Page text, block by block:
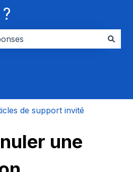
de support invité
une